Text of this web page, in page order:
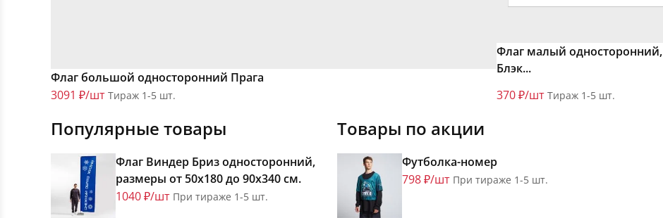
Флаг большой односторонний Прага
3091 ₽/шт Тираж 1-5 шт.
Флаг малый односторонний,
Блэк...
370 ₽/шт Тираж 1-5 шт.
Популярные товары
Флаг Виндер Бриз односторонний,
размеры от 50х180 до 90х340 см.
1040 ₽/шт При тираже 1-5 шт.
Товары по акции
Футболка-номер
798 ₽/шт При тираже 1-5 шт.